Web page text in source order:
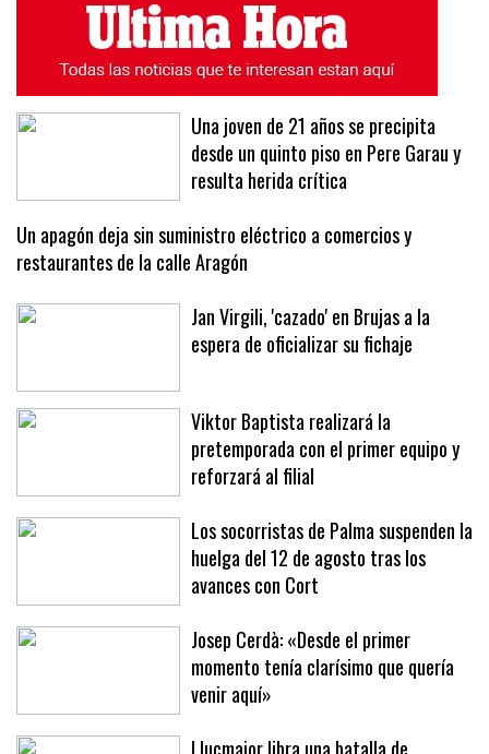
ÚLTIMAS NOTICIAS MÁS LEÍDAS
Una joven de 21 años se precipita
desde un quinto piso en Pere Garau y
resulta herida crítica
Un apagón deja sin suministro eléctrico a comercios y
restaurantes de la calle Aragón
Jan Virgili, 'cazado' en Brujas a la
Viktor Baptista realizará la
pretemporada con el primer equipo y
reforzará al filial
Los socorristas de Palma suspenden la
huelga del 12 de agosto tras los
avances con Cort
Josep Cerdà: «Desde el primer
momento tenía clarísimo que quería
venir aquí»